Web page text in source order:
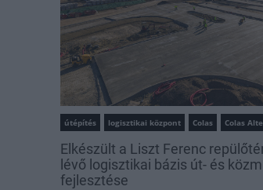
útépítés logisztikai központ Colas Colas
Elkészült a Liszt Ferenc
lévő logisztikai bázis út- és
fejlesztése